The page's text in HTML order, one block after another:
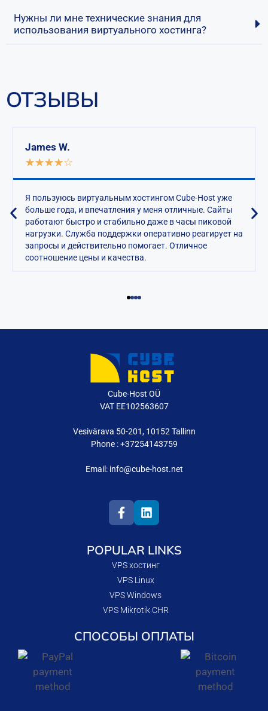
Нужны ли мне технические знания для
использования виртуального хостинга?
ОТЗЫВЫ
James W.
☆☆☆☆☆
★★★★★
Я пользуюсь виртуальным хостингом Cube-Host уже
больше года, и впечатления у меня отличные. Сайты
работают быстро и стабильно даже в часы пиковой
нагрузки. Служба поддержки оперативно реагирует на
запросы и действительно помогает. Отличное
соотношение цены и качества.
Cube-Host OÜ
VAT EE102563607
Vesivärava 50-201, 10152 Tallinn
Phone :+37254143759
Email: info@cube-host.net
POPULAR LINKS
VPS хостинг
VPS Linux
VPS Windows
VPS Mikrotik CHR
СПОСОБЫ ОПЛАТЫ